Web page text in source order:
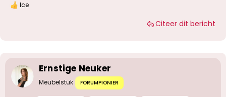
W
n
g
Ice
Citeer dit bericht
Ernstige Neuker
Meubelstuk FORUMPIONIER